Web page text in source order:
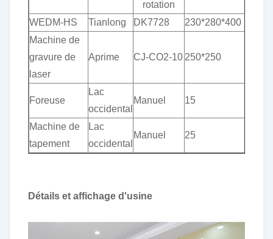
rotation
WEDM-HS Tianlong DK7728 230*280*400
Machine de
gravure de
laser
Aprime CJ-CO2-10 250*250
Foreuse
Lac
occidental
Manuel 15
Machine de
tapement
Lac
occidental
Manuel 25
Détails et affichage d'usine